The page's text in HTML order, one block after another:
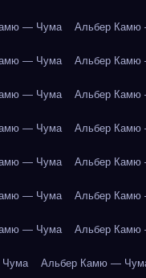
— Чума Альбер
— Чума Альбер
— Чума Альбер
— Чума Альбер
— Чума Альбер
— Чума Альбер
— Чума Альбер
Альбер Камю —